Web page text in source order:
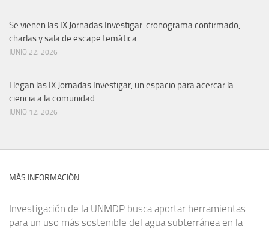
Se vienen las IX Jornadas Investigar: cronograma confirmado,
charlas y sala de escape temática
JUNIO 22, 2026
Llegan las IX Jornadas Investigar, un espacio para acercar la
ciencia a la comunidad
JUNIO 12, 2026
MÁS INFORMACIÓN
Investigación de la UNMDP busca aportar herramientas
para un uso más sostenible del agua subterránea en la